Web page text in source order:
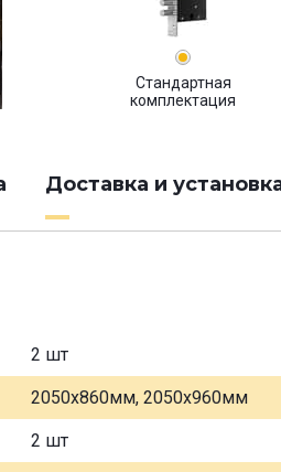
Стандартная
комплектация
Доставка и
2 шт
2050х860мм, 2050х960мм
2 шт